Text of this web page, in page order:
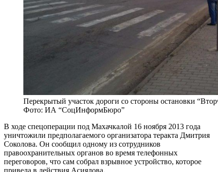
Перекрытый участок дороги со стороны остановки
Фото: ИА “СоцИнформБюро”
В ходе спецоперации под Махачкалой 16 ноября 2013 года
уничтожили предполагаемого организатора теракта Дмитрия
Соколова. Он сообщил одному из сотрудников
правоохранительных органов во время телефонных
переговоров, что сам собрал взрывное устройство, которое
привела в действия Асиялова.